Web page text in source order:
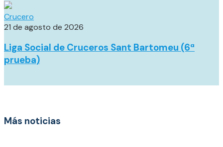
Crucero
21 de agosto de 2026
Liga Social de Cruceros Sant Bartomeu (6ª
prueba)
Más noticias